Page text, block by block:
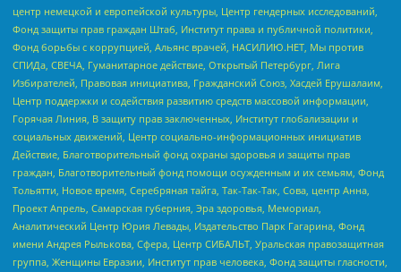
центр немецкой и европейской культуры, Центр гендерных исследований,
Фонд защиты прав граждан Штаб, Институт права и публичной политики,
Фонд борьбы с коррупцией, Альянс врачей, НАСИЛИЮ.НЕТ, Мы против
СПИДа, СВЕЧА, Гуманитарное действие, Открытый Петербург, Лига
Избирателей, Правовая инициатива, Гражданский Союз, Хасдей Ерушалаим,
Центр поддержки и содействия развитию средств массовой информации,
Горячая Линия, В защиту прав заключенных, Институт глобализации и
социальных движений, Центр социально-информационных инициатив
Действие, Благотворительный фонд охраны здоровья и защиты прав
граждан, Благотворительный фонд помощи осужденным и их семьям, Фонд
Тольятти, Новое время, Серебряная тайга, Так-Так-Так, Сова, центр Анна,
Проект Апрель, Самарская губерния, Эра здоровья, Мемориал,
Аналитический Центр Юрия Левады, Издательство Парк Гагарина, Фонд
имени Андрея Рылькова, Сфера, Центр СИБАЛЬТ, Уральская правозащитная
группа, Женщины Евразии, Институт прав человека, Фонд защиты гласности,